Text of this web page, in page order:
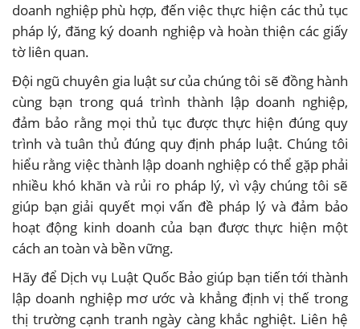
doanh nghiệp phù hợp, đến việc thực hiện các thủ tục
pháp lý, đăng ký doanh nghiệp và hoàn thiện các giấy
tờ liên quan.
Đội ngũ chuyên gia luật sư của chúng tôi sẽ đồng hành
cùng bạn trong quá trình thành lập doanh nghiệp,
đảm bảo rằng mọi thủ tục được thực hiện đúng quy
trình và tuân thủ đúng quy định pháp luật. Chúng tôi
hiểu rằng việc thành lập doanh nghiệp có thể gặp phải
nhiều khó khăn và rủi ro pháp lý, vì vậy chúng tôi sẽ
giúp bạn giải quyết mọi vấn đề pháp lý và đảm bảo
hoạt động kinh doanh của bạn được thực hiện một
cách an toàn và bền vững.
Hãy để Dịch vụ Luật Quốc Bảo giúp bạn tiến tới thành
lập doanh nghiệp mơ ước và khẳng định vị thế trong
thị trường cạnh tranh ngày càng khắc nghiệt. Liên hệ